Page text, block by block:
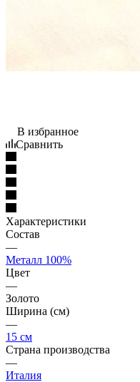
В избранное
Сравнить
Характеристики
Состав
—
Металл 100%
Цвет
—
Золото
Ширина (см)
—
15 см
Страна производства
—
Италия